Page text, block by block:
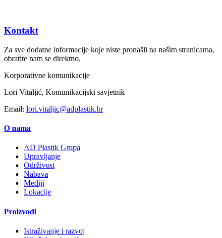
Kontakt
Za sve dodatne informacije koje niste pronašli na našim stranicama,
obratite nam se direktno.
Korporativne komunikacije
Lori Vitaljić, Komunikacijski savjetnik
Email: lori.vitaljic@adplastik.hr
O nama
AD Plastik Grupa
Upravljanje
Održivost
Nabava
Mediji
Lokacije
Proizvodi
Istraživanje i razvoj